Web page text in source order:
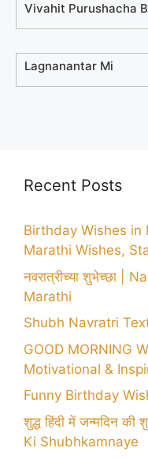
Vivahit Purushacha
Lagnanantar Mi
Recent Posts
Birthday Wishes
Marathi Wishes,
नवरात्रीच्या शुभेच्छा |
Marathi
Shubh Navratri
GOOD MORNING
Motivational &
Funny Birthday
शुद्ध हिंदी में जन्मदिन
Ki Shubhkamnaye